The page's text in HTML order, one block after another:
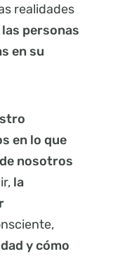
realidades
personas
en su
en lo que
nosotros
la
y cómo